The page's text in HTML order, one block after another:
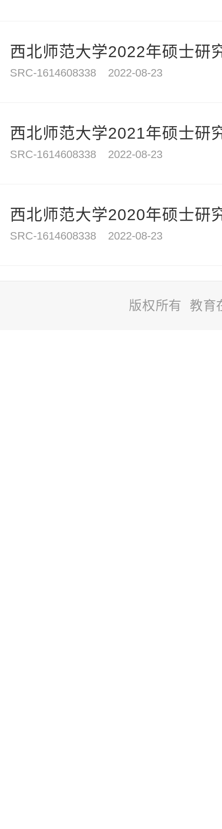
西北师范大学2022年硕士研
SRC-1614608338 2022-08-23
西北师范大学2021年硕士研
SRC-1614608338 2022-08-23
西北师范大学2020年硕士研
SRC-1614608338 2022-08-23
版权所有 教育